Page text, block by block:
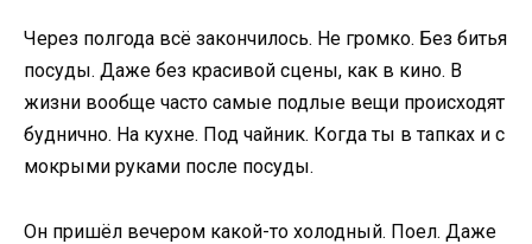
Через полгода всё закончилось. Не громко. Без битья
посуды. Даже без красивой сцены, как в кино. В
жизни вообще часто самые подлые вещи происходят
буднично. На кухне. Под чайник. Когда ты в тапках и с
мокрыми руками после посуды.
Он пришёл вечером какой-то холодный. Поел. Даже